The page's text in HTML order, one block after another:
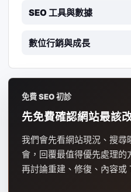
SEO 工具與數據
數位行銷與成長
免費 SEO 初診
先免費確認網站最該
我們會先看網站現況、搜尋
會，回覆最值得優先處理的
再討論重建、修復、內容或